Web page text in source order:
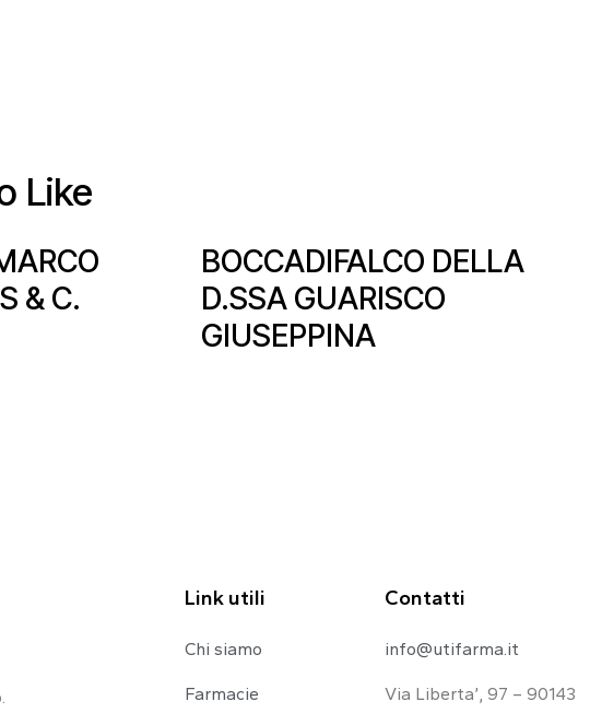
Like
& C.
BOCCADIFALCO DELLA
D.SSA GUARISCO
GIUSEPPINA
Link utili
Chi siamo
Farmacie
Contatti
info@utifarma.it
Via Liberta’, 97 – 90143